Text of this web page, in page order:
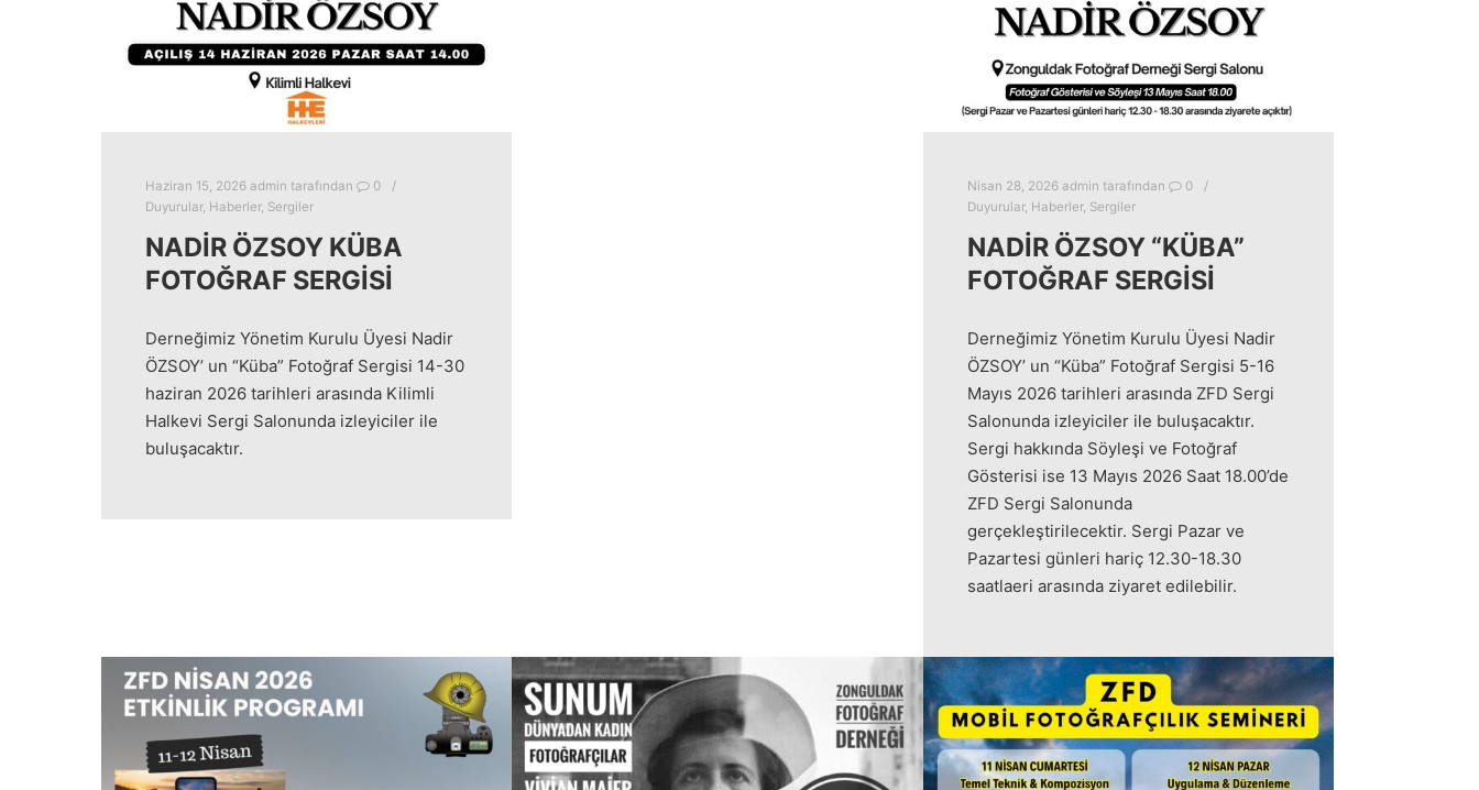
Haziran 15, 2026 admin tarafından
0
Duyurular, Haberler, Sergiler
NADIR ÖZSOY KÜBA
FOTOĞRAF SERGISI
Derneğimiz Yönetim Kurulu Üyesi Nadir
ÖZSOY’ un “Küba” Fotoğraf Sergisi 14-30
haziran 2026 tarihleri arasında Kilimli
Halkevi Sergi Salonunda izleyiciler ile
buluşacaktır.
Nisan 28, 2026 admin tarafından
0
Duyurular, Haberler, Sergiler
NADIR ÖZSOY “KÜBA”
FOTOĞRAF SERGISI
Derneğimiz Yönetim Kurulu Üyesi Nadir
ÖZSOY’ un “Küba” Fotoğraf Sergisi 5-16
Mayıs 2026 tarihleri arasında ZFD Sergi
Salonunda izleyiciler ile buluşacaktır.
Sergi hakkında Söyleşi ve Fotoğraf
Gösterisi ise 13 Mayıs 2026 Saat 18.00’de
ZFD Sergi Salonunda
gerçekleştirilecektir. Sergi Pazar ve
Pazartesi günleri hariç 12.30-18.30
saatlaeri arasında ziyaret edilebilir.